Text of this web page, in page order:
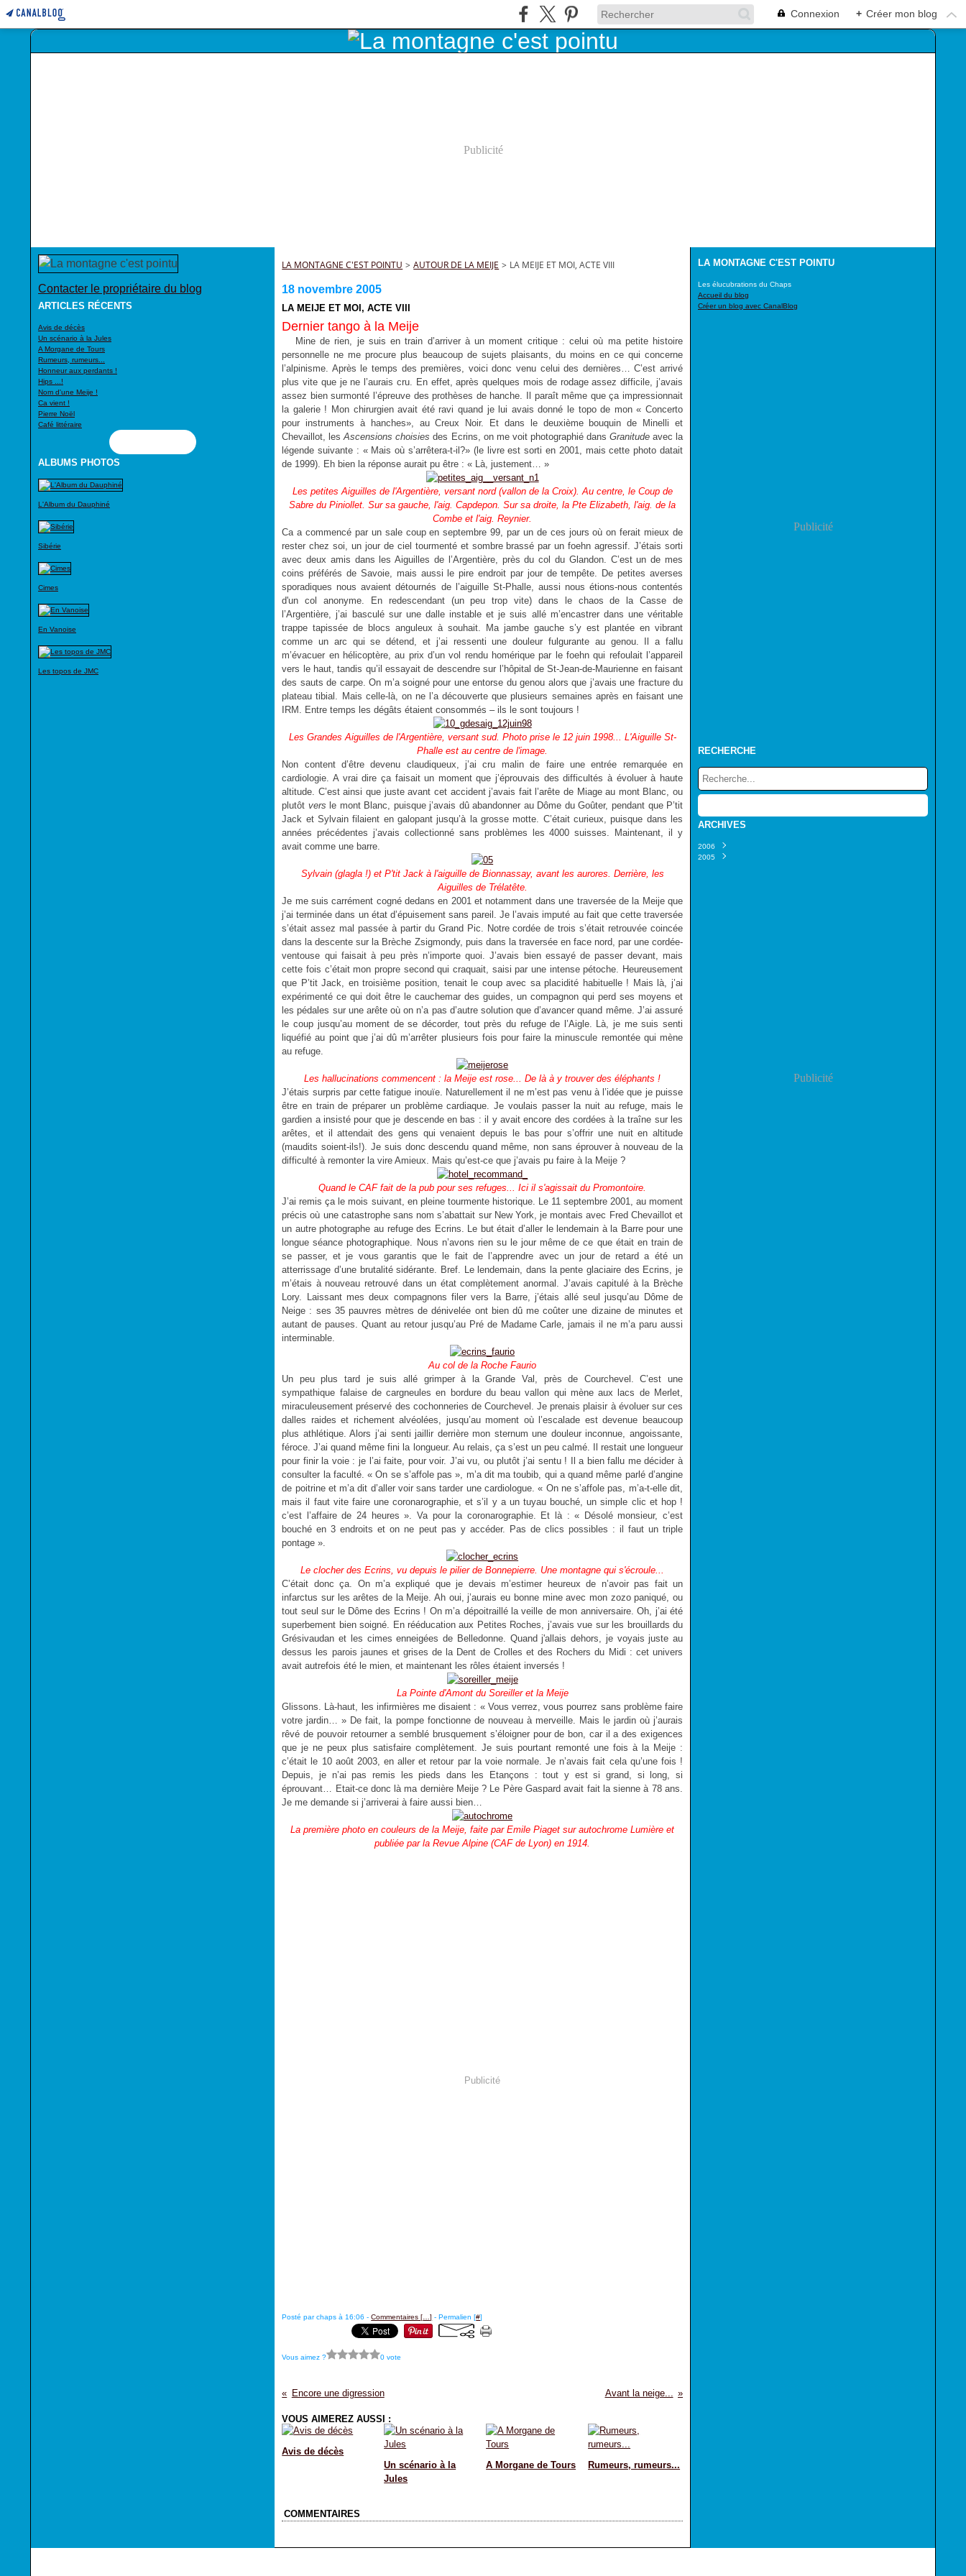
Connexion + Créer mon blog
Publicité
Contacter le propriétaire du blog
ARTICLES RÉCENTS
Avis de décès
Un scénario à la Jules
A Morgane de Tours
Rumeurs, rumeurs...
Honneur aux perdants !
Hips ...!
Nom d'une Meije !
Ca vient !
Pierre Noël
Café littéraire
ALBUMS PHOTOS
L'Album du Dauphiné
Sibérie
Cimes
En Vanoise
Les topos de JMC
LA MONTAGNE C'EST POINTU > AUTOUR DE LA MEIJE > LA MEIJE ET MOI, ACTE VIII
18 novembre 2005
LA MEIJE ET MOI, ACTE VIII
Dernier tango à la Meije
Mine de rien, je suis en train d’arriver à un moment critique : celui où ma petite histoire
personnelle ne me procure plus beaucoup de sujets plaisants, du moins en ce qui concerne
l’alpinisme. Après le temps des premières, voici donc venu celui des dernières… C’est arrivé
plus vite que je ne l’aurais cru. En effet, après quelques mois de rodage assez difficile, j’avais
assez bien surmonté l’épreuve des prothèses de hanche. Il paraît même que ça impressionnait
la galerie ! Mon chirurgien avait été ravi quand je lui avais donné le topo de mon « Concerto
pour instruments à hanches», au Creux Noir. Et dans le deuxième bouquin de Minelli et
Chevaillot, lesAscensions choisies des Ecrins, on me voit photographié dans Granitude avec la
légende suivante : « Mais où s’arrêtera-t-il?» (le livre est sorti en 2001, mais cette photo datait
de 1999). Eh bien la réponse aurait pu être : « Là, justement… »
Les petites Aiguilles de l'Argentière, versant nord (vallon de la Croix). Au centre, le Coup de
Sabre du Piniollet. Sur sa gauche, l'aig. Capdepon. Sur sa droite, la Pte Elizabeth, l'aig. de la
Combe et l'aig. Reynier.
Ca a commencé par un sale coup en septembre 99, par un de ces jours où on ferait mieux de
rester chez soi, un jour de ciel tourmenté et sombre brassé par un foehn agressif. J’étais sorti
avec deux amis dans les Aiguilles de l’Argentière, près du col du Glandon. C’est un de mes
coins préférés de Savoie, mais aussi le pire endroit par jour de tempête. De petites averses
sporadiques nous avaient détournés de l’aiguille St-Phalle, aussi nous étions-nous contentés
d'un col anonyme. En redescendant (un peu trop vite) dans le chaos de la Casse de
l’Argentière, j’ai basculé sur une dalle instable et je suis allé m’encastrer dans une véritable
trappe tapissée de blocs anguleux à souhait. Ma jambe gauche s’y est plantée en vibrant
comme un arc qui se détend, et j’ai ressenti une douleur fulgurante au genou. Il a fallu
m’évacuer en hélicoptère, au prix d’un vol rendu homérique par le foehn qui refoulait l’appareil
vers le haut, tandis qu’il essayait de descendre sur l’hôpital de St-Jean-de-Maurienne en faisant
des sauts de carpe. On m’a soigné pour une entorse du genou alors que j’avais une fracture du
plateau tibial. Mais celle-là, on ne l’a découverte que plusieurs semaines après en faisant une
IRM. Entre temps les dégâts étaient consommés – ils le sont toujours !
Les Grandes Aiguilles de l'Argentière, versant sud. Photo prise le 12 juin 1998... L'Aiguille St-
Phalle est au centre de l'image.
Non content d’être devenu claudiqueux, j’ai cru malin de faire une entrée remarquée en
cardiologie. A vrai dire ça faisait un moment que j’éprouvais des difficultés à évoluer à haute
altitude. C’est ainsi que juste avant cet accident j’avais fait l’arête de Miage au mont Blanc, ou
plutôt vers le mont Blanc, puisque j’avais dû abandonner au Dôme du Goûter, pendant que P’tit
Jack et Sylvain filaient en galopant jusqu’à la grosse motte. C’était curieux, puisque dans les
années précédentes j’avais collectionné sans problèmes les 4000 suisses. Maintenant, il y
avait comme une barre.
Sylvain (glagla !) et P'tit Jack à l'aiguille de Bionnassay, avant les aurores. Derrière, les
Aiguilles de Trélatête.
Je me suis carrément cogné dedans en 2001 et notamment dans une traversée de la Meije que
j’ai terminée dans un état d’épuisement sans pareil. Je l’avais imputé au fait que cette traversée
s’était assez mal passée à partir du Grand Pic. Notre cordée de trois s’était retrouvée coincée
dans la descente sur la Brèche Zsigmondy, puis dans la traversée en face nord, par une cordée-
ventouse qui faisait à peu près n’importe quoi. J’avais bien essayé de passer devant, mais
cette fois c’était mon propre second qui craquait, saisi par une intense pétoche. Heureusement
que P’tit Jack, en troisième position, tenait le coup avec sa placidité habituelle ! Mais là, j’ai
expérimenté ce qui doit être le cauchemar des guides, un compagnon qui perd ses moyens et
les pédales sur une arête où on n’a pas d’autre solution que d’avancer quand même. J’ai assuré
le coup jusqu’au moment de se décorder, tout près du refuge de l’Aigle. Là, je me suis senti
liquéfié au point que j’ai dû m’arrêter plusieurs fois pour faire la minuscule remontée qui mène
au refuge.
Les hallucinations commencent : la Meije est rose... De là à y trouver des éléphants !
J’étais surpris par cette fatigue inouïe. Naturellement il ne m’est pas venu à l’idée que je puisse
être en train de préparer un problème cardiaque. Je voulais passer la nuit au refuge, mais le
gardien a insisté pour que je descende en bas : il y avait encore des cordées à la traîne sur les
arêtes, et il attendait des gens qui venaient depuis le bas pour s’offrir une nuit en altitude
(maudits soient-ils!). Je suis donc descendu quand même, non sans éprouver à nouveau de la
difficulté à remonter la vire Amieux. Mais qu’est-ce que j’avais pu faire à la Meije ?
Quand le CAF fait de la pub pour ses refuges... Ici il s'agissait du Promontoire.
J’ai remis ça le mois suivant, en pleine tourmente historique. Le 11 septembre 2001, au moment
précis où une catastrophe sans nom s’abattait sur New York, je montais avec Fred Chevaillot et
un autre photographe au refuge des Ecrins. Le but était d’aller le lendemain à la Barre pour une
longue séance photographique. Nous n’avons rien su le jour même de ce que était en train de
se passer, et je vous garantis que le fait de l’apprendre avec un jour de retard a été un
atterrissage d’une brutalité sidérante. Bref. Le lendemain, dans la pente glaciaire des Ecrins, je
m’étais à nouveau retrouvé dans un état complètement anormal. J’avais capitulé à la Brèche
Lory. Laissant mes deux compagnons filer vers la Barre, j’étais allé seul jusqu’au Dôme de
Neige : ses 35 pauvres mètres de dénivelée ont bien dû me coûter une dizaine de minutes et
autant de pauses. Quant au retour jusqu’au Pré de Madame Carle, jamais il ne m’a paru aussi
interminable.
Au col de la Roche Faurio
Un peu plus tard je suis allé grimper à la Grande Val, près de Courchevel. C’est une
sympathique falaise de cargneules en bordure du beau vallon qui mène aux lacs de Merlet,
miraculeusement préservé des cochonneries de Courchevel. Je prenais plaisir à évoluer sur ces
dalles raides et richement alvéolées, jusqu’au moment où l’escalade est devenue beaucoup
plus athlétique. Alors j’ai senti jaillir derrière mon sternum une douleur inconnue, angoissante,
féroce. J’ai quand même fini la longueur. Au relais, ça s’est un peu calmé. Il restait une longueur
pour finir la voie : je l’ai faite, pour voir. J’ai vu, ou plutôt j’ai sentu ! Il a bien fallu me décider à
consulter la faculté. « On se s’affole pas », m’a dit ma toubib, qui a quand même parlé d’angine
de poitrine et m’a dit d’aller voir sans tarder une cardiologue. « On ne s’affole pas, m’a-t-elle dit,
mais il faut vite faire une coronarographie, et s’il y a un tuyau bouché, un simple clic et hop !
c’est l’affaire de 24 heures ». Va pour la coronarographie. Et là : « Désolé monsieur, c’est
bouché en 3 endroits et on ne peut pas y accéder. Pas de clics possibles : il faut un triple
pontage ».
Le clocher des Ecrins, vu depuis le pilier de Bonnepierre. Une montagne qui s'écroule...
C’était donc ça. On m’a expliqué que je devais m’estimer heureux de n’avoir pas fait un
infarctus sur les arêtes de la Meije. Ah oui, j’aurais eu bonne mine avec mon zozo paniqué, ou
tout seul sur le Dôme des Ecrins ! On m’a dépoitraillé la veille de mon anniversaire. Oh, j’ai été
superbement bien soigné. En rééducation aux Petites Roches, j’avais vue sur les brouillards du
Grésivaudan et les cimes enneigées de Belledonne. Quand j'allais dehors, je voyais juste au
dessus les parois jaunes et grises de la Dent de Crolles et des Rochers du Midi : cet univers
avait autrefois été le mien, et maintenant les rôles étaient inversés !
La Pointe d'Amont du Soreiller et la Meije
Glissons. Là-haut, les infirmières me disaient : « Vous verrez, vous pourrez sans problème faire
votre jardin… » De fait, la pompe fonctionne de nouveau à merveille. Mais le jardin où j’aurais
rêvé de pouvoir retourner a semblé brusquement s’éloigner pour de bon, car il a des exigences
que je ne peux plus satisfaire complètement. Je suis pourtant remonté une fois à la Meije :
c’était le 10 août 2003, en aller et retour par la voie normale. Je n’avais fait cela qu’une fois !
Depuis, je n’ai pas remis les pieds dans les Etançons : tout y est si grand, si long, si
éprouvant… Etait-ce donc là ma dernière Meije ? Le Père Gaspard avait fait la sienne à 78 ans.
Je me demande si j’arriverai à faire aussi bien…
La première photo en couleurs de la Meije, faite par Emile Piaget sur autochrome Lumière et
publiée par la Revue Alpine (CAF de Lyon) en 1914.
Publicité
Posté par chaps à 16:06 -Commentaires [ …] - Permalien [#]
Vous aimez ? 0 vote
Encore une digression Avant la neige...
VOUS AIMEREZ AUSSI :
Avis de décès
Un scénario à la
Jules
A Morgane de Tours Rumeurs, rumeurs...
COMMENTAIRES
LA MONTAGNE C'EST POINTU
Les élucubrations du Chaps
Accueil du blog
Créer un blog avec CanalBlog
Publicité
RECHERCHE
ARCHIVES
2006
Janvier
2005
Publicité